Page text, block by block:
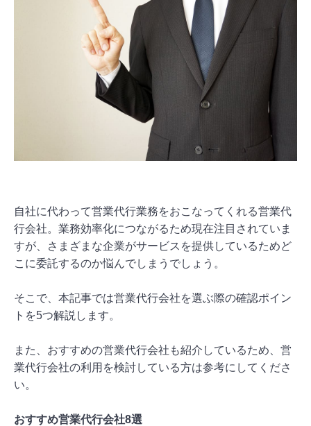
自社に代わって営業代行業務をおこなってくれる営業代
行会社。業務効率化につながるため現在注目されていま
すが、さまざまな企業がサービスを提供しているためど
こに委託するのか悩んでしまうでしょう。
そこで、本記事では営業代行会社を選ぶ際の確認ポイン
トを5つ解説します。
また、おすすめの営業代行会社も紹介しているため、営
業代行会社の利用を検討している方は参考にしてくださ
い。
おすすめ営業代行会社8選